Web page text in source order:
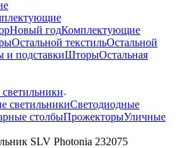
Новый годКомплектующие
Остальной текстильОстальной
и подставкиШторыОстальная
светильникиСветодиодные
столбыПрожекторыУличные
SLV Photonia 232075